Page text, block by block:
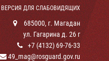
ВЕРСИЯ ДЛЯ СЛАБОВИДЯЩИХ
685000, г. Магадан
ул. Гагарина д. 26 г
+7 (4132) 69-76-33
49_mag@rosguard.gov.ru